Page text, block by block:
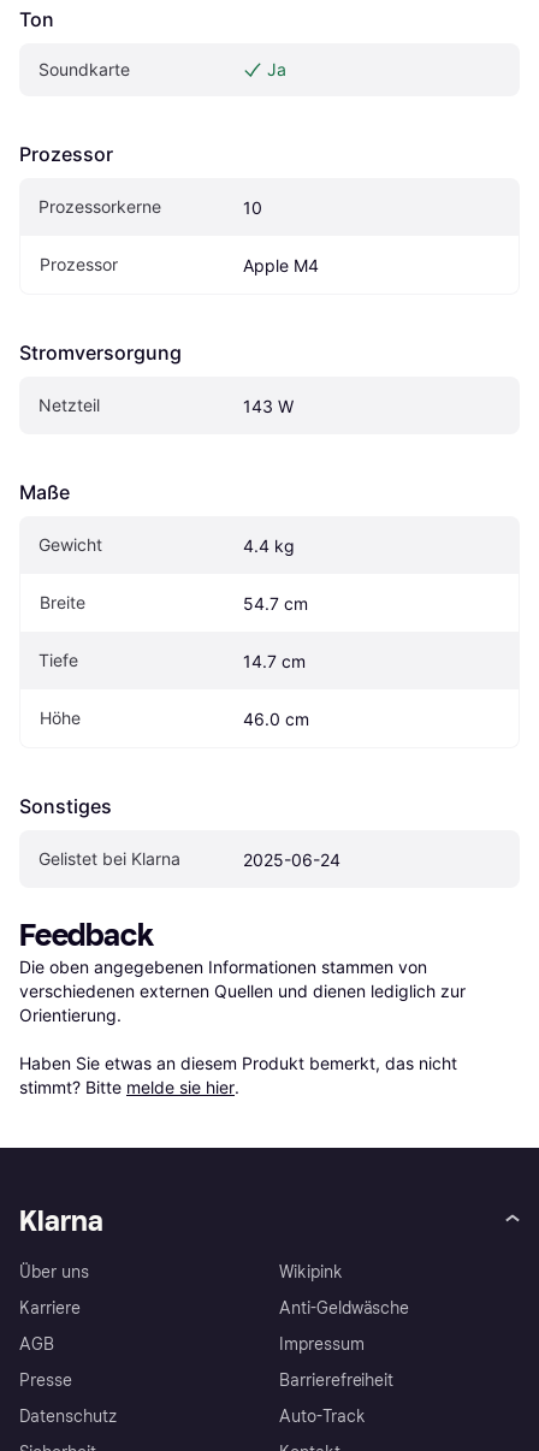
Ton
Soundkarte Ja
Prozessor
Prozessorkerne 10
Prozessor Apple M4
Stromversorgung
Netzteil 143 W
Maße
Gewicht 4.4 kg
Breite 54.7 cm
Tiefe 14.7 cm
Höhe 46.0 cm
Sonstiges
Gelistet bei Klarna 2025-06-24
Feedback
Die oben angegebenen Informationen stammen von
verschiedenen externen Quellen und dienen lediglich zur
Orientierung.
Haben Sie etwas an diesem Produkt bemerkt, das nicht
stimmt? Bitte melde sie hier.
Klarna
Über uns
Karriere
AGB
Presse
Datenschutz
Wikipink
Anti-Geldwäsche
Impressum
Barrierefreiheit
Auto-Track